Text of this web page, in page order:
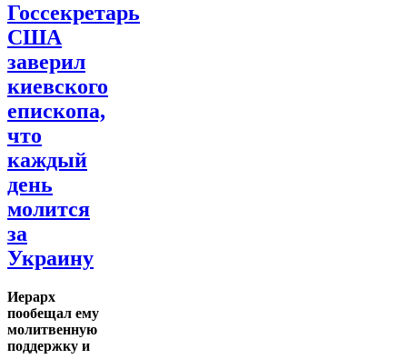
Госсекретарь
США
заверил
киевского
епископа,
что
каждый
день
молится
за
Украину
Иерарх
пообещал ему
молитвенную
поддержку и